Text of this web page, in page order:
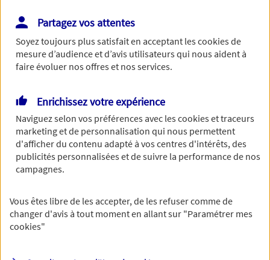
Le numéro de SIRET est constitué de 14 chiffres.
Continuer sans numéro de SIRET
Vous disposez de droits sur les informations
vous concernant. Pour plus
d'informations,cliquez ici.
Partagez vos attentes
Soyez toujours plus satisfait en acceptant lescookiesde
mesure d’audience et d’avis utilisateurs qui nous aident à
faire évoluer nos offres et nos services.
Enrichissez votre expérience
Naviguez selon vos préférences avec lescookies et traceurs
marketing et de personnalisation qui nous permettent
d'afficher du contenu adapté à vos centres d'intérêts, des
publicités personnalisées et de suivre la performance de nos
campagnes.
Vous êtes libre de les accepter, de les refuser comme de
changer d'avis à tout moment en allant sur "Paramétrer mes
cookies"